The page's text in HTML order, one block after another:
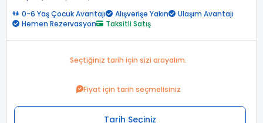
0-6 Yaş Çocuk Avantajı
Alışverişe Yakın
Ulaşım Avantajı
Hemen Rezervasyon
Taksitli Satış
Seçtiğiniz tarih için sizi arayalım.
Fiyat için tarih seçmelisiniz
Tarih Seçiniz